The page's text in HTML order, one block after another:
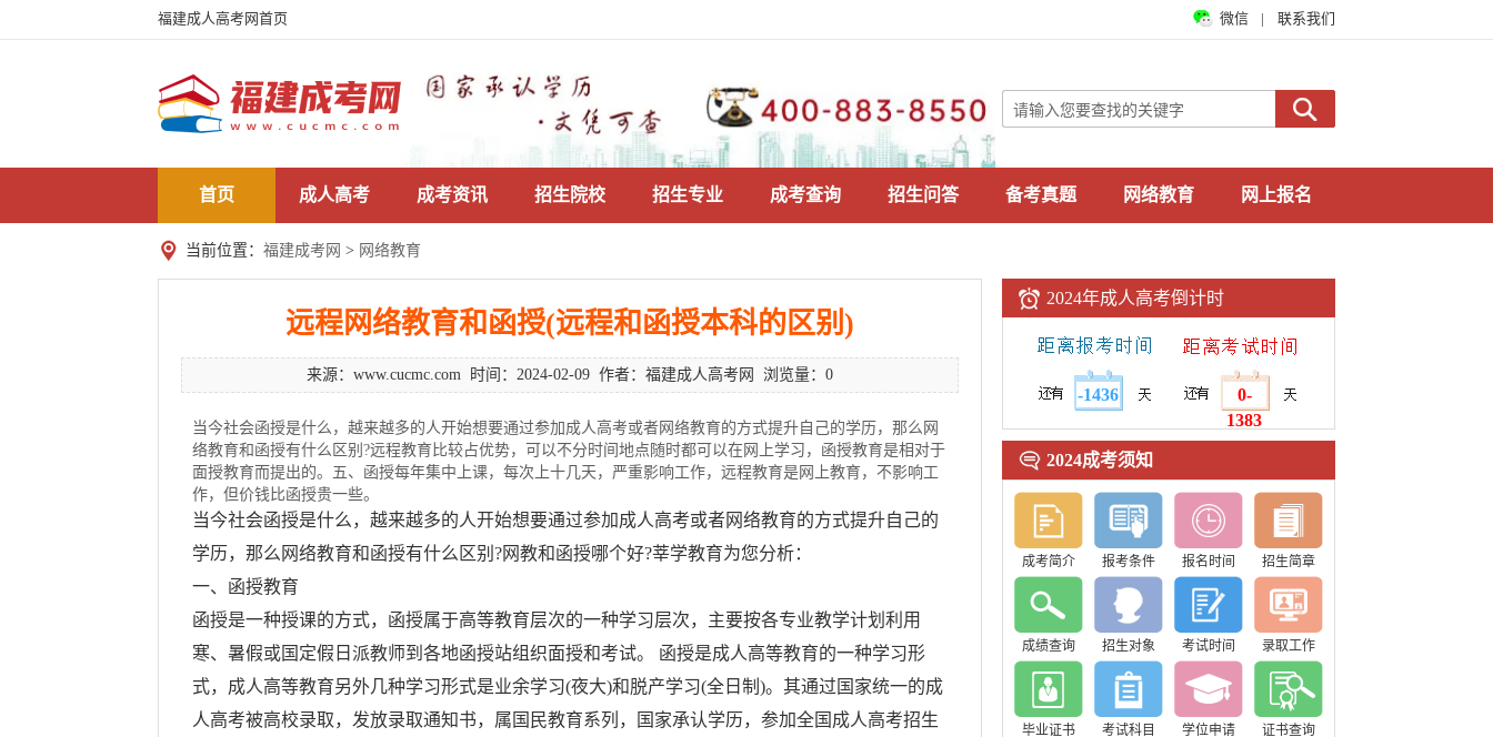
福建成人高考网首页 微信 | 联系我们
首页 成人高考 成考资讯 招生院校 招生专业 成考查询 招生问答 备考真题 网络教育 网上报名
当前位置： 福建成考网 > 网络教育
远程网络教育和函授(远程和函授本科的区别)
来源： www.cucmc.com 时间：2024-02-09 作者：福建成人高考网 浏览量：0
当今社会函授是什么，越来越多的人开始想要通过参加成人高考或者网络教育的方式提升自己的学历，那么网
络教育和函授有什么区别?远程教育比较占优势，可以不分时间地点随时都可以在网上学习，函授教育是相对于
面授教育而提出的。五、函授每年集中上课，每次上十几天，严重影响工作，远程教育是网上教育，不影响工
作，但价钱比函授贵一些。
当今社会函授是什么，越来越多的人开始想要通过参加成人高考或者网络教育的方式提升自己的
学历，那么网络教育和函授有什么区别?网教和函授哪个好?莘学教育为您分析：
一、函授教育
函授是一种授课的方式，函授属于高等教育层次的一种学习层次，主要按各专业教学计划利用
寒、暑假或国定假日派教师到各地函授站组织面授和考试。 函授是成人高等教育的一种学习形
式，成人高等教育另外几种学习形式是业余学习(夜大)和脱产学习(全日制)。其通过国家统一的成
人高考被高校录取，发放录取通知书，属国民教育系列，国家承认学历，参加全国成人高考招生
2024年成人高考倒计时
-1436
0-
1383
2024成考须知
成考简介 报考条件 报名时间 招生简章
成绩查询 招生对象 考试时间 录取工作
毕业证书 考试科目 学位申请 证书查询